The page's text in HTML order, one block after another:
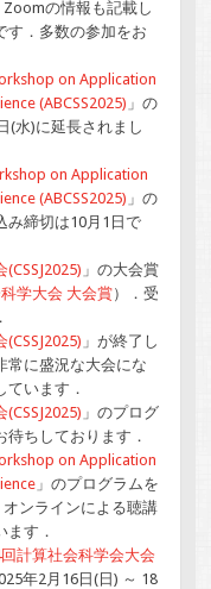
の情報も記載し
す．多数の参加をお
on Application
(ABCSS2025) 」の
(水)に延長されまし
on Application
(ABCSS2025) 」の
み締切は10月1日で
」の大会賞
学大会 大会賞）．受
」が終了し
常に盛況な大会にな
います．
」のプログ
ちしております．
on Application
」のプログラムを
ンラインによる聴講
す．
計算社会科学会大会
年2月16日(日) ～ 18